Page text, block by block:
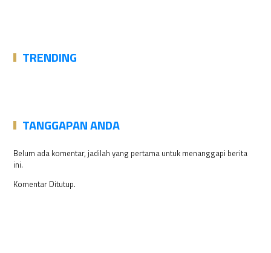
TRENDING
TANGGAPAN ANDA
Belum ada komentar, jadilah yang pertama untuk menanggapi berita
ini.
Komentar Ditutup.